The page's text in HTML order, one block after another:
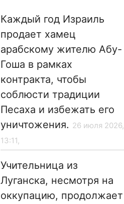
Каждый год Израиль
продает хамец
арабскому жителю Абу-
Гоша в рамках
контракта, чтобы
соблюсти традиции
Песаха и избежать его
уничтожения. 26 июля 2026,
13:11,
Учительница из
Луганска, несмотря на
оккупацию, продолжает